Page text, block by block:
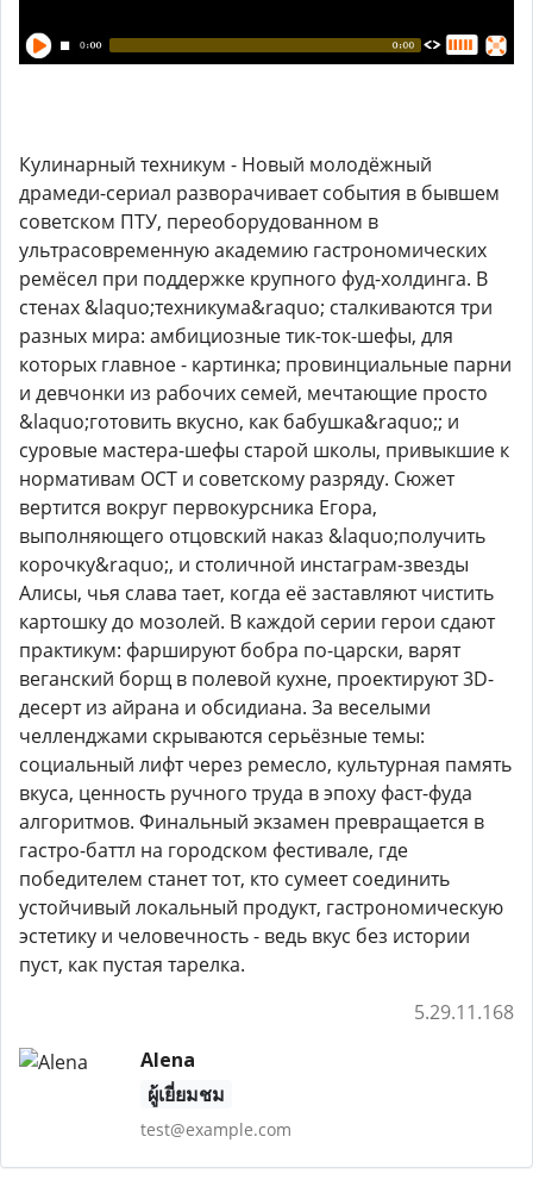
Кулинарный техникум - Новый молодёжный
драмеди-сериал разворачивает события в бывшем
советском ПТУ, переоборудованном в
ультрасовременную академию гастрономических
ремёсел при поддержке крупного фуд-холдинга. В
стенах &laquo;техникума&raquo; сталкиваются три
разных мира: амбициозные тик-ток-шефы, для
которых главное - картинка; провинциальные парни
и девчонки из рабочих семей, мечтающие просто
&laquo;готовить вкусно, как бабушка&raquo;; и
суровые мастера-шефы старой школы, привыкшие к
нормативам ОСТ и советскому разряду. Сюжет
вертится вокруг первокурсника Егора,
выполняющего отцовский наказ &laquo;получить
корочку&raquo;, и столичной инстаграм-звезды
Алисы, чья слава тает, когда её заставляют чистить
картошку до мозолей. В каждой серии герои сдают
практикум: фаршируют бобра по-царски, варят
веганский борщ в полевой кухне, проектируют 3D-
десерт из айрана и обсидиана. За веселыми
челленджами скрываются серьёзные темы:
социальный лифт через ремесло, культурная память
вкуса, ценность ручного труда в эпоху фаст-фуда
алгоритмов. Финальный экзамен превращается в
гастро-баттл на городском фестивале, где
победителем станет тот, кто сумеет соединить
устойчивый локальный продукт, гастрономическую
эстетику и человечность - ведь вкус без истории
пуст, как пустая тарелка.
5.29.11.168
Alena
ผู้เยี่ยมชม
test@example.com